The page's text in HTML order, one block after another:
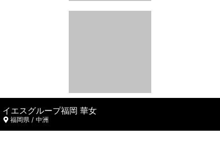
イエスグループ福岡 華女
福岡県 / 中洲